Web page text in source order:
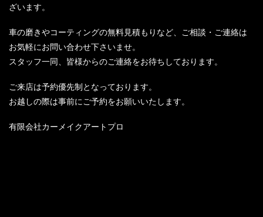
ざいます。
車の磨きやコーティングの無料見積もりなど、ご相談・ご連絡は
お気軽にお問い合わせ下さいませ。
スタッフ一同、皆様からのご連絡をお待ちしております。
ご来店は予約優先制となっております。
お越しの際は事前にご予約をお願いいたします。
有限会社カーメイクアートプロ